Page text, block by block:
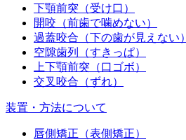
下顎前突（受け口）
開咬（前歯で噛めない）
過蓋咬合（下の歯が見えない）
空隙歯列（すきっぱ）
上下顎前突（口ゴボ）
交叉咬合（ずれ）
装置・方法について
唇側矯正（表側矯正）